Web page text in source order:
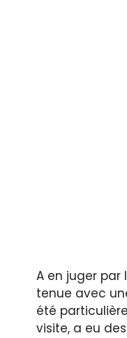
A en juger par
tenue avec
été
visite, a eu